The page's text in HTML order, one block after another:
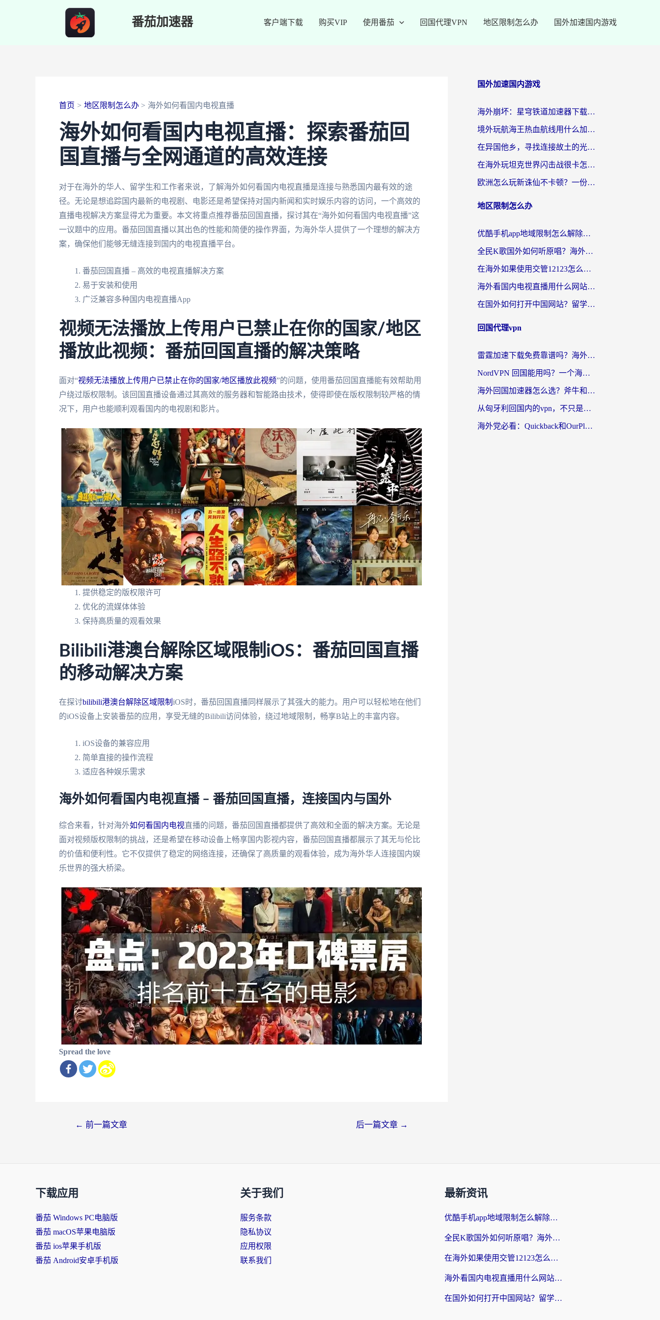
番茄加速器 客户端下载 购买VIP 使用番茄 回国代理VPN 地区限制怎么办 国外加速国内游戏
首页 地区限制怎么办 海外如何看国内电视直播
海外如何看国内电视直播：探索番茄回
国直播与全网通道的高效连接
对于在海外的华人、留学生和工作者来说，了解海外如何看国内电视直播是连接与熟悉国内最有效的途
径。无论是想追踪国内最新的电视剧、电影还是希望保持对国内新闻和实时娱乐内容的访问，一个高效的
直播电视解决方案显得尤为重要。本文将重点推荐番茄回国直播，探讨其在“海外如何看国内电视直播”这
一议题中的应用。番茄回国直播以其出色的性能和简便的操作界面，为海外华人提供了一个理想的解决方
案，确保他们能够无缝连接到国内的电视直播平台。
番茄回国直播 – 高效的电视直播解决方案
易于安装和使用
广泛兼容多种国内电视直播App
视频无法播放上传用户已禁止在你的国家/地区
播放此视频：番茄回国直播的解决策略
面对“视频无法播放上传用户已禁止在你的国家/地区播放此视频”的问题，使用番茄回国直播能有效帮助用
户绕过版权限制。该回国直播设备通过其高效的服务器和智能路由技术，使得即使在版权限制较严格的情
况下，用户也能顺利观看国内的电视剧和影片。
提供稳定的版权限许可
优化的流媒体体验
保持高质量的观看效果
Bilibili港澳台解除区域限制iOS：番茄回国直播
的移动解决方案
在探讨bilibili港澳台解除区域限制 iOS时，番茄回国直播同样展示了其强大的能力。用户可以轻松地在他们
的iOS设备上安装番茄的应用，享受无缝的Bilibili访问体验，绕过地域限制，畅享B站上的丰富内容。
iOS设备的兼容应用
简单直接的操作流程
适应各种娱乐需求
海外如何看国内电视直播 – 番茄回国直播，连接国内与国外
综合来看，针对海外如何看国内电视直播的问题，番茄回国直播都提供了高效和全面的解决方案。无论是
面对视频版权限制的挑战，还是希望在移动设备上畅享国内影视内容，番茄回国直播都展示了其无与伦比
的价值和便利性。它不仅提供了稳定的网络连接，还确保了高质量的观看体验，成为海外华人连接国内娱
乐世界的强大桥梁。
Spread the love
← 前一篇文章 后一篇文章 →
国外加速国内游戏
海外崩坏：星穹铁道加速器下载安装：一份给游子的终极网络指南
境外玩航海王热血航线用什么加速器？2026海外玩家实测最优方案（附欧洲问道堡垒前线加速技巧）
在异国他乡，寻找连接故土的光明大陆免费加速器
在海外玩坦克世界闪击战很卡怎么办？老玩家亲测有效的加速器选择指南
欧洲怎么玩新诛仙不卡顿？一份给海外游子的国服游戏畅玩指南
地区限制怎么办
优酷手机app地域限制怎么解除？海外党亲测有效的追剧方案
全民K歌国外如何听原唱？海外党亲测有效的回国加速器选择指南
在海外如果使用交管12123怎么处理？留学生亲测有效的回国加速方案
海外看国内电视直播用什么网站比较好？一篇解决你所有追剧难题的实用指南
在国外如何打开中国网站？留学生与海外华人的无缝访问指南
回国代理vpn
雷霆加速下载免费靠谱吗？海外党选回国加速器的避坑指南（附热门工具对比）
NordVPN 回国能用吗？一个海外用户必须面对的真实困境
海外回国加速器怎么选？斧牛和海龟哪个好？一篇帮你避开坑的实用指南
从匈牙利回国内的vpn，不只是为了刷剧那么简单
海外党必看：Quickback和OurPlay好用吗？3分钟选对回国加速器，无缝刷剧玩游戏
下载应用
番茄 Windows PC电脑版
番茄 macOS苹果电脑版
番茄 ios苹果手机版
番茄 Android安卓手机版
关于我们
服务条款
隐私协议
应用权限
联系我们
最新资讯
优酷手机app地域限制怎么解除？海外党亲测有效的追剧方案
全民K歌国外如何听原唱？海外党亲测有效的回国加速器选择指南
在海外如果使用交管12123怎么处理？留学生亲测有效的回国加速方案
海外看国内电视直播用什么网站比较好？一篇解决你所有追剧难题的实用指南
在国外如何打开中国网站？留学生与海外华人的无缝访问指南